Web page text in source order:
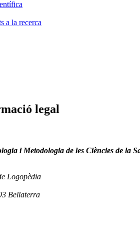
a la recerca
legal
i Metodologia de les Ciències de la
Logopèdia
Bellaterra